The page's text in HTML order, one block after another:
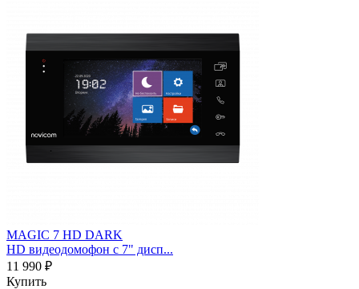
MAGIC 7 HD DARK
HD видеодомофон с 7" дисп...
11 990 ₽
Купить